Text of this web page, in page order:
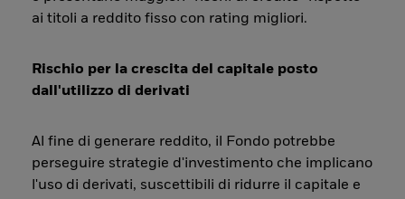
ai titoli a reddito fisso con rating migliori.
Rischio per la crescita del capitale posto
dall'utilizzo di derivati
Al fine di generare reddito, il Fondo potrebbe
perseguire strategie d'investimento che implicano
l'uso di derivati, suscettibili di ridurre il capitale e